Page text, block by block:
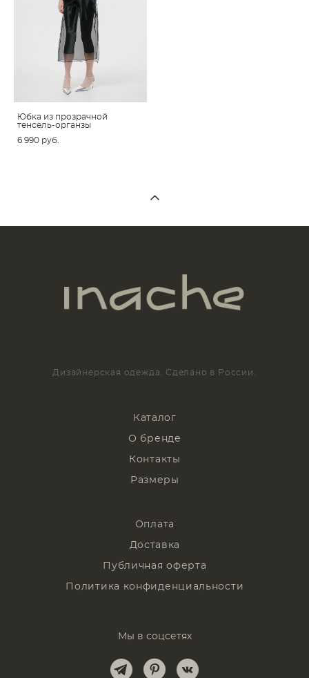
Юбка из прозрачной
тенсель-органзы
6 990 pуб.
Дизайнерская одежда. Сделано в России.
Каталог
О бренде
Контакты
Размеры
Оплата
Доставка
Публичная оферта
Политика конфиденциальности
Мы в соцсетях